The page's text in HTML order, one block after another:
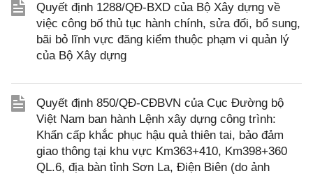
Quyết định 1288/QĐ-BXD của Bộ Xây dựng về
việc công bố thủ tục hành chính, sửa đổi, bổ sung,
bãi bỏ lĩnh vực đăng kiểm thuộc phạm vi quản lý
của Bộ Xây dựng
Quyết định 850/QĐ-CĐBVN của Cục Đường bộ
Việt Nam ban hành Lệnh xây dựng công trình:
Khẩn cấp khắc phục hậu quả thiên tai, bảo đảm
giao thông tại khu vực Km363+410, Km398+360
QL.6, địa bàn tỉnh Sơn La, Điện Biên (do ảnh